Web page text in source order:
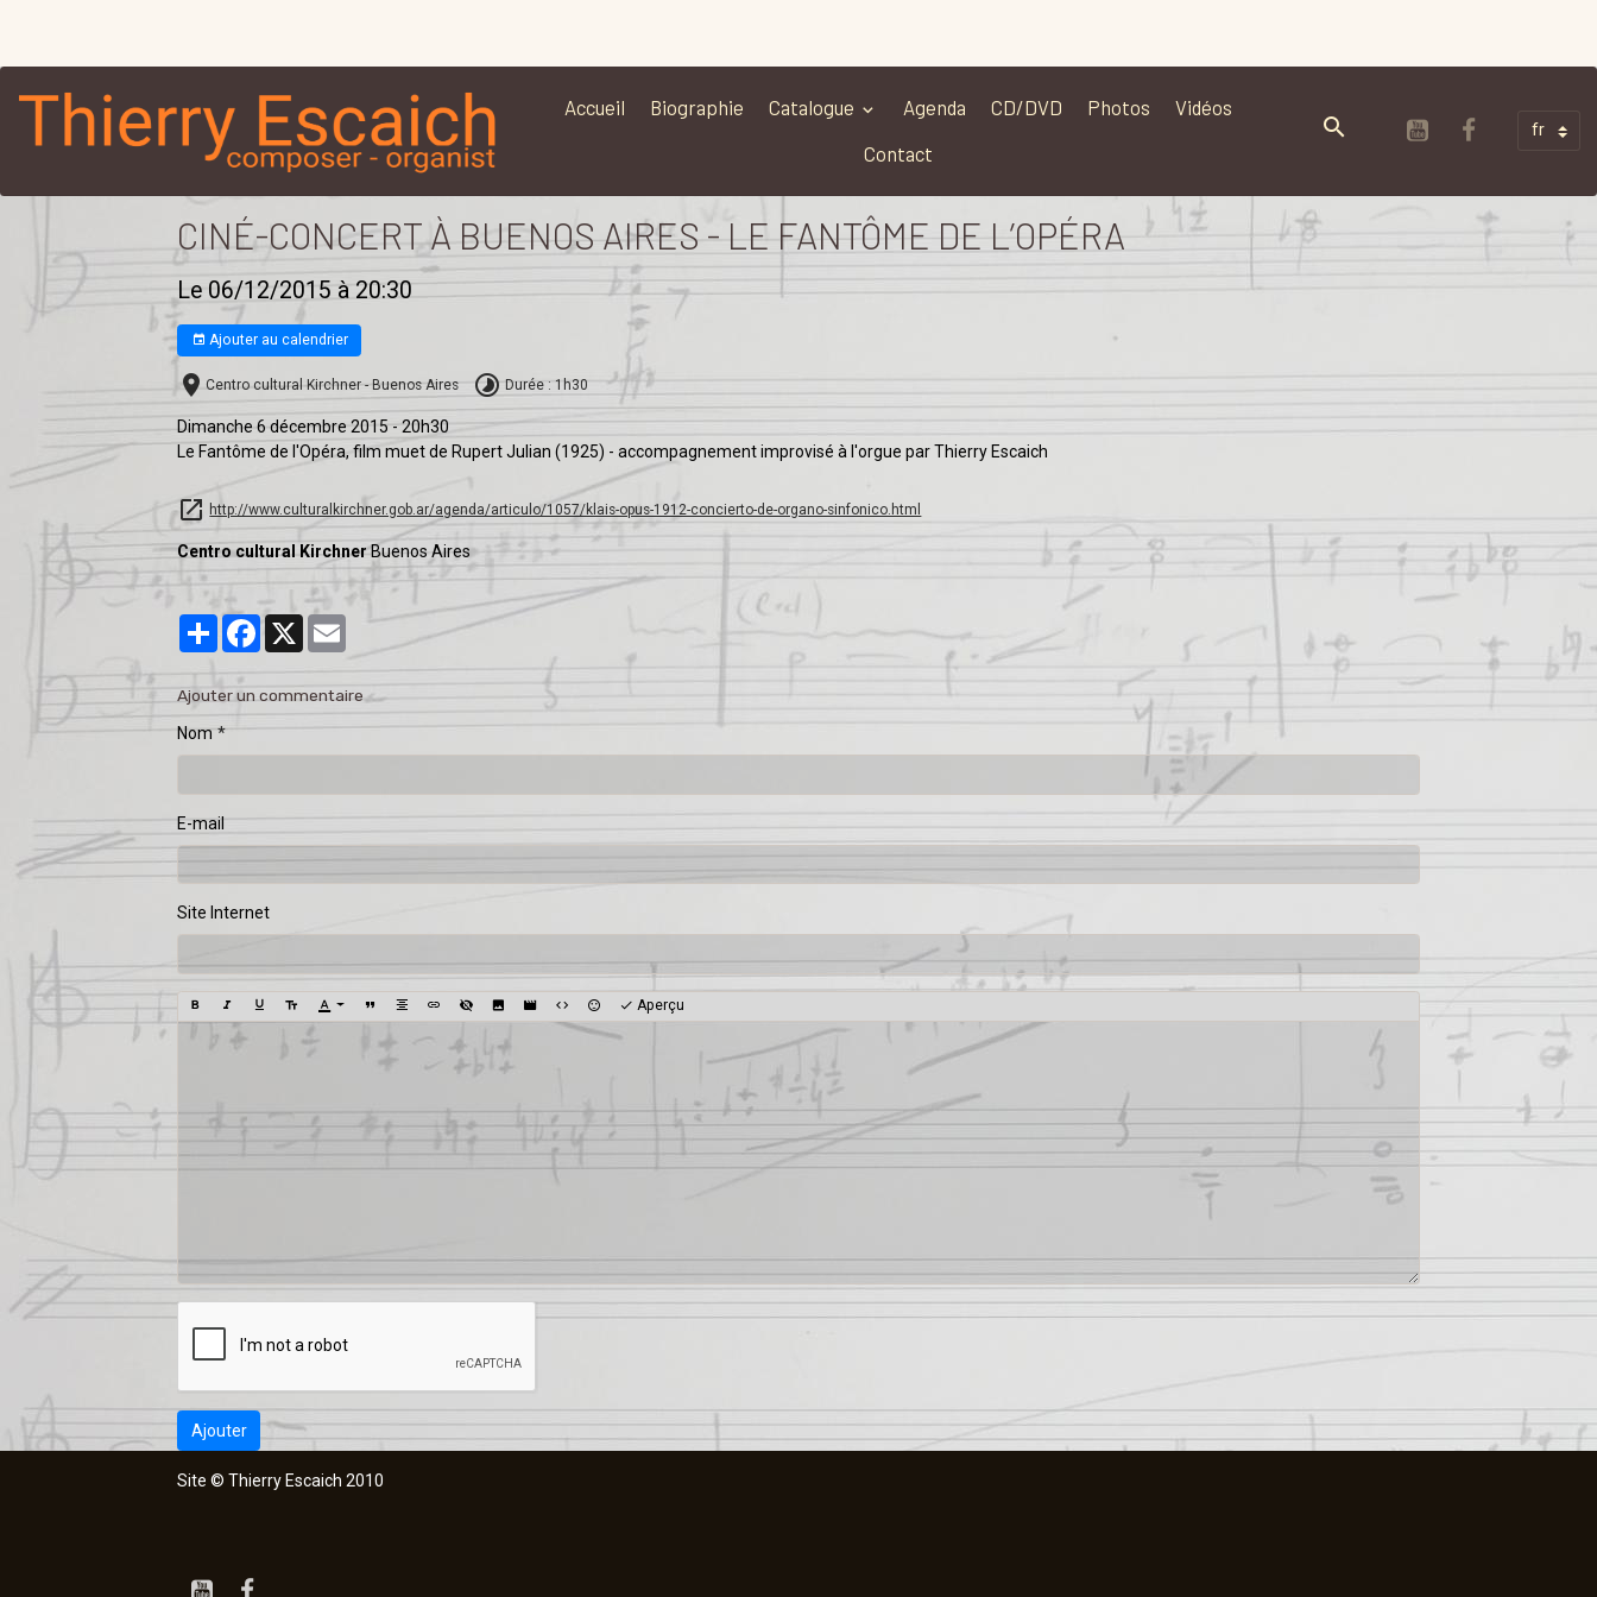
Accueil Biographie Catalogue Agenda CD/DVD Photos
Vidéos
Contact
CINÉ-CONCERT À BUENOS AIRES - LE FANTÔME DE L’OPÉRA
Le 06/12/2015 à 20:30
Ajouter au calendrier
​Centro cultural Kirchner - Buenos Aires Durée : 1h30
Dimanche 6 décembre 2015 - 20h30
Le Fantôme de l'Opéra, film muet de Rupert Julian (1925) - accompagnement improvisé à l'orgue par Thierry Escaich
http://www.culturalkirchner.gob.ar/agenda/articulo/1057/klais-opus-1912-concierto-de-organo-sinfonico.html
​Centro cultural KirchnerBuenos Aires
PartagerFacebook
X Email
Ajouter un commentaire
Nom
E-mail
Site Internet
Aperçu
Ajouter
Site © Thierry Escaich 2010